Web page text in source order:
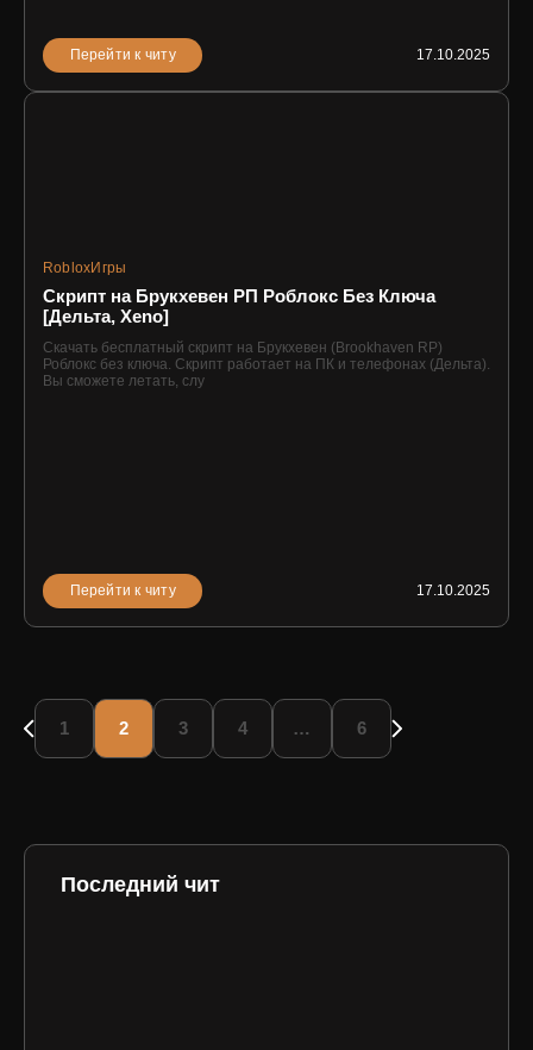
Перейти к читу 17.10.2025
RobloxИгры
Скрипт на Брукхевен РП Роблокс Без Ключа
[Дельта, Xeno]
Скачать бесплатный скрипт на Брукхевен (Brookhaven RP)
Роблокс без ключа. Скрипт работает на ПК и телефонах (Дельта).
Вы сможете летать, слу
Перейти к читу 17.10.2025
1 2 3 4 … 6
Последний чит